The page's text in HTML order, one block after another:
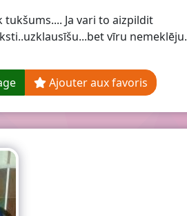
tukšums.... Ja vari to aizpildit
vīru nemeklēju.
Ajouter aux favoris